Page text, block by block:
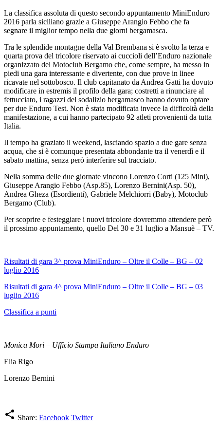
La classifica assoluta di questo secondo appuntamento MiniEnduro
2016 parla siciliano grazie a Giuseppe Arangio Febbo che fa
segnare il miglior tempo nella due giorni bergamasca.
Tra le splendide montagne della Val Brembana si è svolto la terza e
quarta prova del tricolore riservato ai cuccioli dell’Enduro nazionale
organizzato del Motoclub Bergamo che, come sempre, ha messo in
piedi una gara interessante e divertente, con due prove in linee
ricavate nel sottobosco. Il club capitanato da Andrea Gatti ha dovuto
modificare in estremis il profilo della gara; costretti a rinunciare al
fettucciato, i ragazzi del sodalizio bergamasco hanno dovuto optare
per due Enduro Test. Non è stata modificata invece la difficoltà della
manifestazione, a cui hanno partecipato 92 atleti provenienti da tutta
Italia.
Il tempo ha graziato il weekend, lasciando spazio a due gare senza
acqua, che si è comunque presentata abbondante tra il venerdì e il
sabato mattina, senza però interferire sul tracciato.
Nella somma delle due giornate vincono Lorenzo Corti (125 Mini),
Giuseppe Arangio Febbo (Asp.85), Lorenzo Bernini(Asp. 50),
Andrea Gheza (Esordienti), Gabriele Melchiorri (Baby), Motoclub
Bergamo (Club).
Per scoprire e festeggiare i nuovi tricolore dovremmo attendere però
il prossimo appuntamento, quello Del 30 e 31 luglio a Mansuè – TV.
Risultati di gara 3^ prova MiniEnduro – Oltre il Colle – BG – 02
luglio 2016
Risultati di gara 4^ prova MiniEnduro – Oltre il Colle – BG – 03
luglio 2016
Classifica a punti
Monica Mori – Ufficio Stampa Italiano Enduro
Elia Rigo
Lorenzo Bernini
share Share: Facebook Twitter